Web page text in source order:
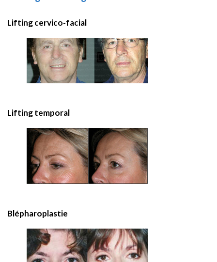
Lifting cervico-facial
Lifting temporal
Blépharoplastie